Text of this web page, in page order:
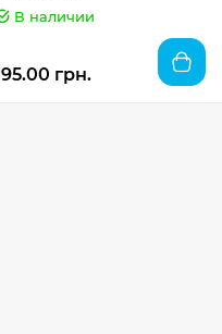
В наличии
грн.